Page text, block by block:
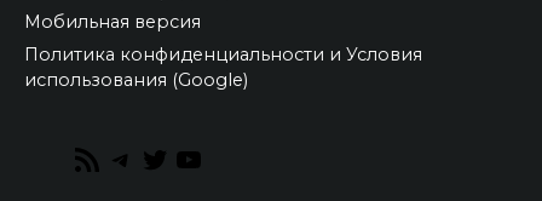
Мобильная версия
Политика конфиденциальности и Условия
использования (Google)
RSS
Telegram
Twitter